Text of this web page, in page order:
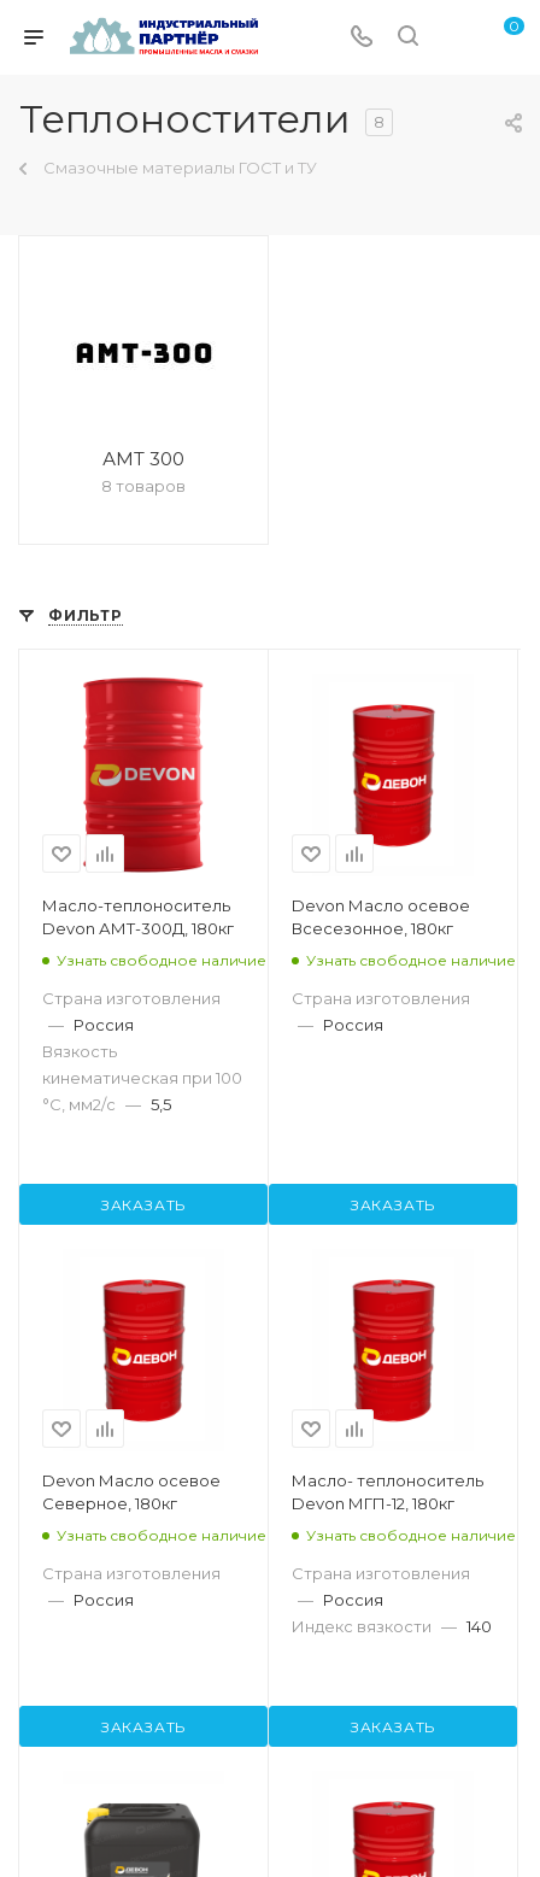
0
Теплоностители 8
Смазочные материалы ГОСТ и ТУ
АМТ 300
8 товаров
ФИЛЬТР
Масло-теплоноситель
Devon АМТ-300Д, 180кг
Узнать свободное наличие
Страна изготовления
— Россия
Вязкость
кинематическая при 100
°С, мм2/с — 5,5
ЗАКАЗАТЬ
Devon Масло осевое
Всесезонное, 180кг
Узнать свободное наличие
Страна изготовления
— Россия
ЗАКАЗАТЬ
Devon Масло осевое
Северное, 180кг
Узнать свободное наличие
Страна изготовления
— Россия
ЗАКАЗАТЬ
Масло- теплоноситель
Devon МГП-12, 180кг
Узнать свободное наличие
Страна изготовления
— Россия
Индекс вязкости — 140
ЗАКАЗАТЬ